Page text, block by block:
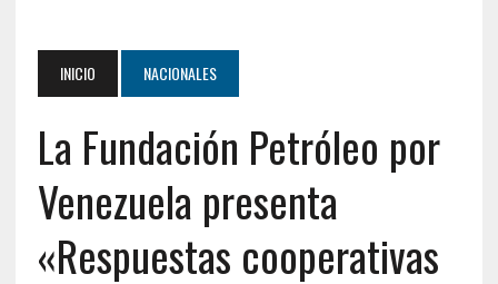
INICIO NACIONALES
La Fundación Petróleo por
Venezuela presenta
«Respuestas cooperativas